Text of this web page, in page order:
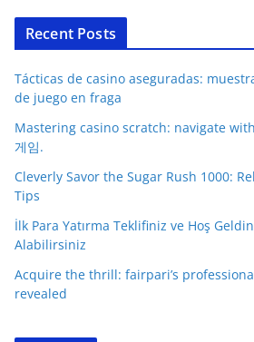
Recent Posts
Tácticas de casino aseguradas:
de juego en fraga
Mastering casino scratch: navigate
게임.
Cleverly Savor the Sugar Rush 1000:
Tips
İlk Para Yatırma Teklifiniz ve Hoş
Alabilirsiniz
Acquire the thrill: fairpari’s
revealed